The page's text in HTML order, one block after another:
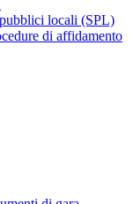
locali (SPL)
di affidamento